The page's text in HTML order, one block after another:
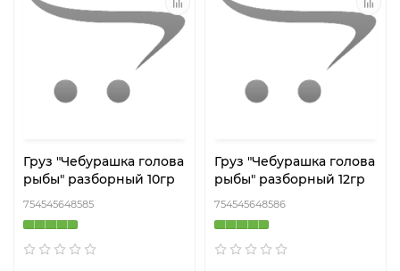
Груз "Чебурашка голова
рыбы" разборный 10гр
754545648585
Груз "Чебурашка голова
рыбы" разборный 12гр
754545648586